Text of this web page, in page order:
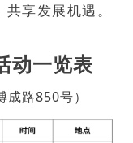
享发展机遇。
动一览表
路850号）